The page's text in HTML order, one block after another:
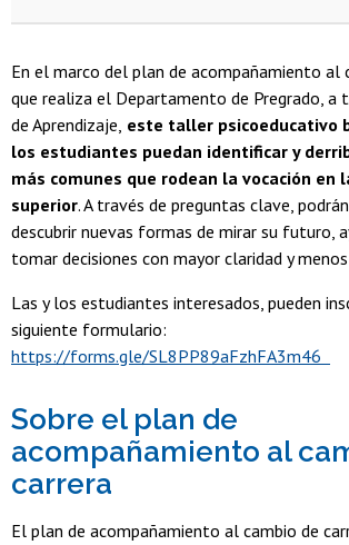
En el marco del plan de acompañamiento al
que realiza el Departamento de Pregrado, a
de Aprendizaje, este taller psicoeducativo
los estudiantes puedan identificar y
más comunes que rodean la vocación en
superior. A través de preguntas clave,
descubrir nuevas formas de mirar su futuro,
tomar decisiones con mayor claridad y
Las y los estudiantes interesados, pueden
siguiente formulario:
https://forms.gle/SL8PP89aFzhFA3m46
Sobre el plan de
acompañamiento al
carrera
El plan de acompañamiento al cambio de